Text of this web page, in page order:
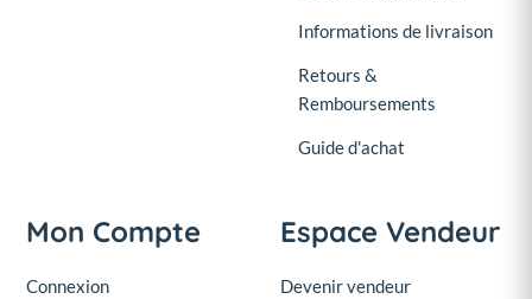
Informations de livraison
Retours &
Remboursements
Guide d'achat
Mon Compte
Connexion
Espace Vendeur
Devenir vendeur